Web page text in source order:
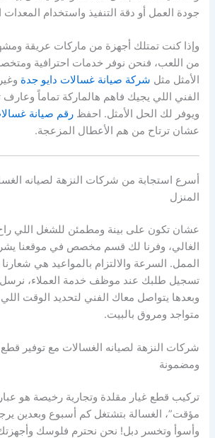
جودة العمل أو دقة التنفيذ واستخدام المعدات
وإذا كنت تمتلك أجهزة من ماركات عريقة
من اللعب، فنحن نوفر خدمات احترافية
الأمثل مثل شركة صيانة غسالات دايو جدة
الفني اللي يجيك فاهم هالماركة تماماً وعارف
ويوفر لك الحل الأمثل. احفظرقم صيانة
عشان ترتاح من هم الأعطال المزعجة.
أسرع استجابة من شركات النزهة لصيانه
المنزل
عشان تكون على بينة ومطمئن للشغل اللي
الغالي، وفرنا لك قسم مخصص في موقعنا
الممل. السرعة والالتزام بالمواعيد هي
تسجيل طلبك عند موظف خدمة العملاء، نرسل
وبعدها يتواصل معاك الفني لتحديد الوقت
متواجد ومروق بالبيت.
شركات النزهة لصيانه الغسالات مع توفير قطع
ومضمونة
تركيب قطع غيار مقلدة وتجارية رخيصة هو
مؤقت”، الغسالة بتشتغل كم أسبوع وبعدين
وأسوأ وتخسر دبل! نحن نحترم فلوسك